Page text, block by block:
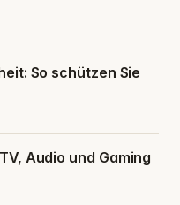
So schützen Sie
Audio und Gaming